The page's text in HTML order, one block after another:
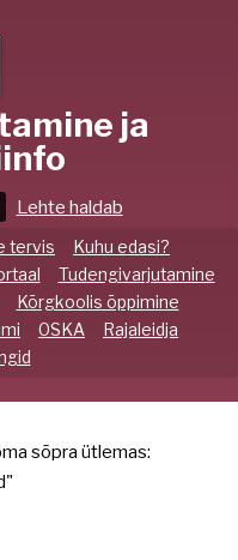
ja
Lehte haldab
tervis
Kuhu edasi?
Tudengivarjutamine
Kõrgkoolis õppimine
OSKA
Rajaleidja
sõpra ütlemas: